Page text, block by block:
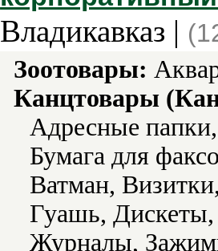
Владикавказ |
Зоотовары:
Канцтовары
Адресные
Бумага для
Ватман,
Гуашь,
Журналы,